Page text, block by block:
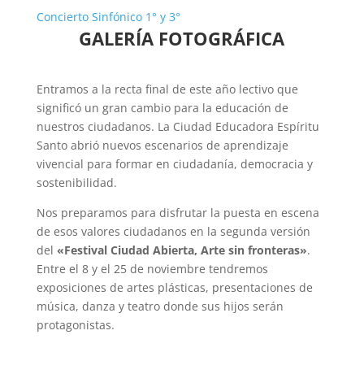
Concierto Sinfónico 1° y 3°
GALERÍA FOTOGRÁFICA
Entramos a la recta final de este año lectivo que
significó un gran cambio para la educación de
nuestros ciudadanos. La Ciudad Educadora Espíritu
Santo abrió nuevos escenarios de aprendizaje
vivencial para formar en ciudadanía, democracia y
sostenibilidad.
Nos preparamos para disfrutar la puesta en escena
de esos valores ciudadanos en la segunda versión
del «Festival Ciudad Abierta, Arte sin fronteras».
Entre el 8 y el 25 de noviembre tendremos
exposiciones de artes plásticas, presentaciones de
música, danza y teatro donde sus hijos serán
protagonistas.